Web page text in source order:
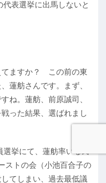
表選挙に出馬しないと
ますか？ この前の東
蓮舫さんです。まず、
ね。蓮舫、前原誠司、
った結果、選ばれまし
挙にて、蓮舫率いる民
ストの会（小池百合子の
てしまい、過去最低議